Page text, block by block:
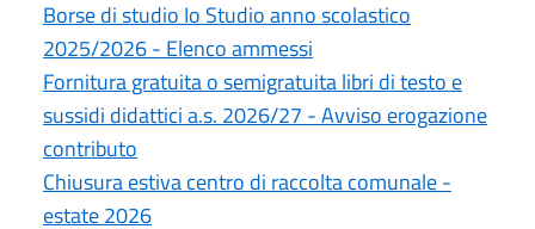
Borse di studio Io Studio anno scolastico
2025/2026 - Elenco ammessi
Fornitura gratuita o semigratuita libri di testo e
sussidi didattici a.s. 2026/27 - Avviso erogazione
contributo
Chiusura estiva centro di raccolta comunale -
estate 2026